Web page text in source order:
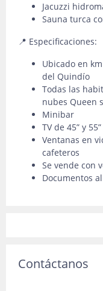
Jacuzzi
Sauna turca
📍 Especificaciones:
Ubicado en
del Quindío
Todas las
nubes Queen
Minibar
TV de 45” y
Ventanas en
cafeteros
Se vende con
Documentos
Contáctanos